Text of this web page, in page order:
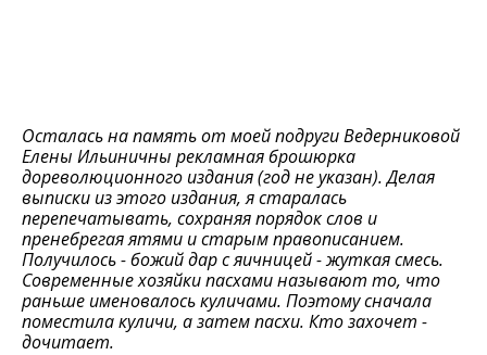
Осталась на память от моей подруги Ведерниковой
Елены Ильиничны рекламная брошюрка
дореволюционного издания (год не указан). Делая
выписки из этого издания, я старалась
перепечатывать, сохраняя порядок слов и
пренебрегая ятями и старым правописанием.
Получилось - божий дар с яичницей - жуткая смесь.
Современные хозяйки пасхами называют то, что
раньше именовалось куличами. Поэтому сначала
поместила куличи, а затем пасхи. Кто захочет -
дочитает.